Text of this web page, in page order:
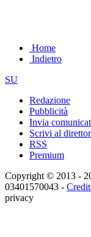
Home
Indietro
SU
Redazione
Pubblicità
Invia
Scrivi al
RSS
Premium
Copyright © 2013 -
03401570043 -
privacy